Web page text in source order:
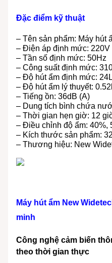
Đặc điểm kỹ thuật
– Tên sản phẩm: Máy hút
– Điện áp định mức: 220V
– Tần số định mức: 50Hz
– Công suất định mức:
– Độ hút ẩm định mức:
– Độ hút ẩm lý thuyết:
– Tiếng ồn: 36dB (A)
– Dung tích bình chứa
– Thời gian hẹn giờ: 12
– Điều chỉnh độ ẩm: 40%,
– Kích thước sản phẩm:
– Thương hiệu: New
Máy hút ẩm New
minh
Công nghệ cảm biến
theo thời gian thực